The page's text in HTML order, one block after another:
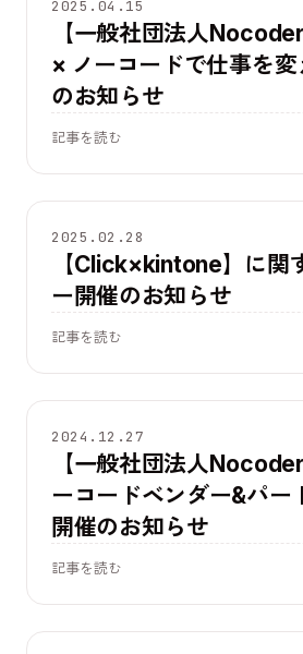
2025.04.15
【一般社団法人
× ノーコードで仕事を
のお知らせ
記事を読む
イベント
2025.02.28
【Click×kintone】に関
ー開催のお知らせ
記事を読む
イベント
2024.12.27
【一般社団法人
ーコードベンダー&パー
開催のお知らせ
記事を読む